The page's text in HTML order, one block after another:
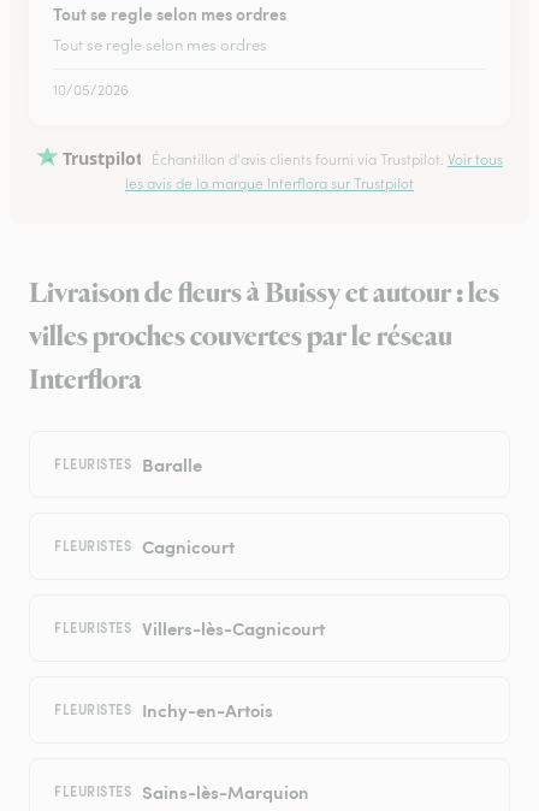
Tout se regle selon mes ordres
Tout se regle selon mes ordres
10/05/2026
Trustpilot Échantillon d'avis clients fourni via Trustpilot. Voir tous
les avis de la marque Interflora sur Trustpilot
Livraison de fleurs à Buissy et autour : les
villes proches couvertes par le réseau
Interflora
FLEURISTES Baralle
FLEURISTES Cagnicourt
FLEURISTES Villers-lès-Cagnicourt
FLEURISTES Inchy-en-Artois
FLEURISTES Sains-lès-Marquion